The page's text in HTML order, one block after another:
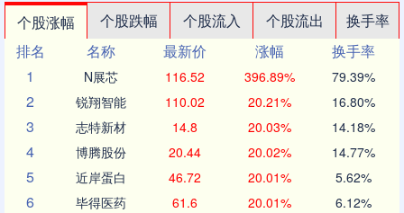
个股涨幅 个股跌幅 个股流入 个股流出
换手率
排名
名称 最新价 涨幅
换手率
1
N展芯 116.52 396.89% 79.39%
2 锐翔智能 110.02 20.21% 16.80%
3 志特新材 14.8 20.03% 14.18%
4 博腾股份 20.44 20.02% 14.77%
5 近岸蛋白 46.72 20.01% 5.62%
6 毕得医药 61.6 20.01% 6.12%